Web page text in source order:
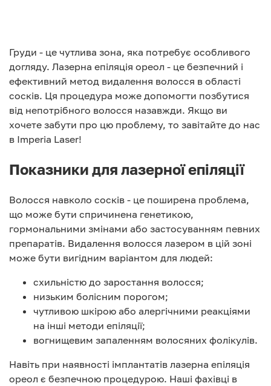
Груди - це чутлива зона, яка потребує особливого
догляду. Лазерна епіляція ореол - це безпечний і
ефективний метод видалення волосся в області
сосків. Ця процедура може допомогти позбутися
від непотрібного волосся назавжди. Якщо ви
хочете забути про цю проблему, то завітайте до нас
в Imperia Laser!
Показники для лазерної епіляції
Волосся навколо сосків - це поширена проблема,
що може бути спричинена генетикою,
гормональними змінами або застосуванням певних
препаратів. Видалення волосся лазером в цій зоні
може бути вигідним варіантом для людей:
схильністю до заростання волосся;
низьким болісним порогом;
чутливою шкірою або алергічними реакціями
на інші методи епіляції;
вогнищевим запаленням волосяних фолікулів.
Навіть при наявності імплантатів лазерна епіляція
ореол є безпечною процедурою. Наші фахівці в